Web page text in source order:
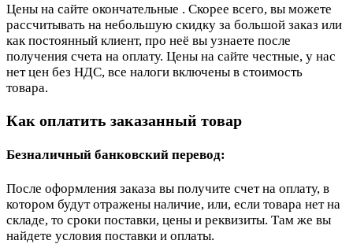
Цены на сайте окончательные . Скорее всего, вы можете
рассчитывать на небольшую скидку за большой заказ или
как постоянный клиент, про неё вы узнаете после
получения счета на оплату. Цены на сайте честные, у нас
нет цен без НДС, все налоги включены в стоимость
товара.
Как оплатить заказанный товар
Безналичный банковский перевод:
После оформления заказа вы получите счет на оплату, в
котором будут отражены наличие, или, если товара нет на
складе, то сроки поставки, цены и реквизиты. Там же вы
найдете условия поставки и оплаты.